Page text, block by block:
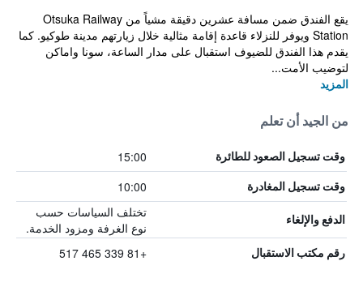
يقع الفندق ضمن مسافة عشرين دقيقة مشياً من Otsuka Railway
Station ويوفر للنزلاء قاعدة إقامة مثالية خلال زيارتهم مدينة طوكيو. كما
يقدم هذا الفندق للضيوف استقبال على مدار الساعة، سونا واماكن
لتوضيب الأمت...
المزيد
من الجيد أن تعلم
وقت تسجيل الصعود للطائرة 15:00
وقت تسجيل المغادرة 10:00
الدفع والإلغاء
تختلف السياسات حسب
نوع الغرفة ومزود الخدمة.
رقم مكتب الاستقبال +81 339 465 517